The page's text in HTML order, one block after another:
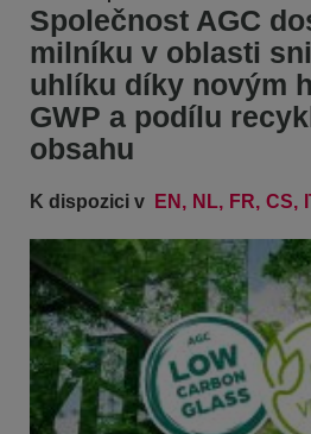
Společnost AGC
milníku v oblasti
uhlíku díky novým
GWP a podílu
obsahu
K dispozici v EN NL FR CS